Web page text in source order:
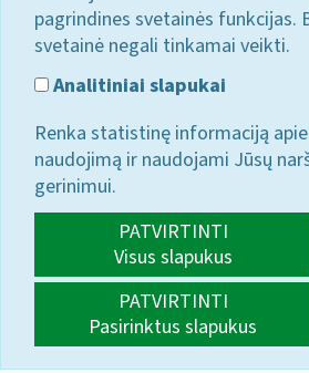
pagrindines svetainės funkcijas.
svetainė negali tinkamai veikti.
Analitiniai slapukai
Renka statistinę informaciją
naudojimą ir naudojami Jūsų
gerinimui.
PATVIRTINTI
Visus slapukus
PATVIRTINTI
Pasirinktus slapukus